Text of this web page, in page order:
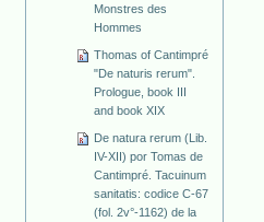
Monstres des
Hommes
Thomas of Cantimpré
"De naturis rerum".
Prologue, book III
and book XIX
De natura rerum (Lib.
IV-XII) por Tomas de
Cantimpré. Tacuinum
sanitatis: codice C-67
(fol. 2v°-1162) de la